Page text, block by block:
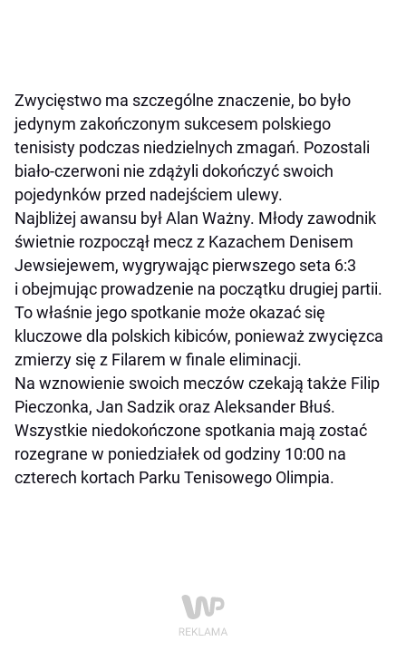
Zwycięstwo ma szczególne znaczenie, bo było
jedynym zakończonym sukcesem polskiego
tenisisty podczas niedzielnych zmagań. Pozostali
biało-czerwoni nie zdążyli dokończyć swoich
pojedynków przed nadejściem ulewy.
Najbliżej awansu był Alan Ważny. Młody zawodnik
świetnie rozpoczął mecz z Kazachem Denisem
Jewsiejewem, wygrywając pierwszego seta 6:3
i obejmując prowadzenie na początku drugiej partii.
To właśnie jego spotkanie może okazać się
kluczowe dla polskich kibiców, ponieważ zwycięzca
zmierzy się z Filarem w finale eliminacji.
Na wznowienie swoich meczów czekają także Filip
Pieczonka, Jan Sadzik oraz Aleksander Błuś.
Wszystkie niedokończone spotkania mają zostać
rozegrane w poniedziałek od godziny 10:00 na
czterech kortach Parku Tenisowego Olimpia.